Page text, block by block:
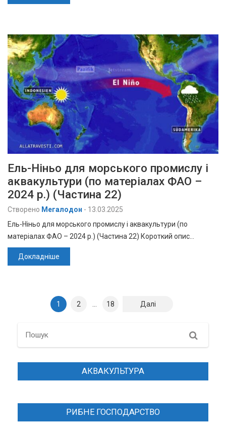
Ель-Ніньо для морського промислу і
аквакультури (по матеріалах ФАО –
2024 р.) (Частина 22)
Створено Мегалодон - 13.03.2025
Ель-Ніньо для морського промислу і аквакультури (по
матеріалах ФАО – 2024 р.) (Частина 22) Короткий опис…
Докладніше
Навігація
1 2 18 Далі
Search
АКВАКУЛЬТУРА
РИБНЕ ГОСПОДАРСТВО